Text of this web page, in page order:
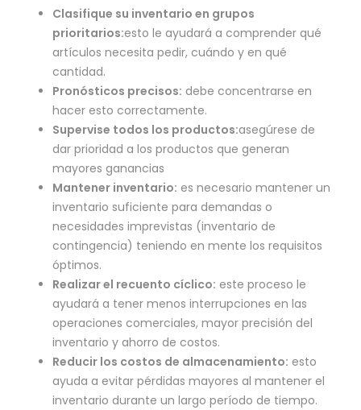
Clasifique su inventario en grupos
prioritarios:esto le ayudará a comprender qué
artículos necesita pedir, cuándo y en qué
cantidad.
Pronósticos precisos: debe concentrarse en
hacer esto correctamente.
Supervise todos los productos:asegúrese de
dar prioridad a los productos que generan
mayores ganancias
Mantener inventario: es necesario mantener un
inventario suficiente para demandas o
necesidades imprevistas (inventario de
contingencia) teniendo en mente los requisitos
óptimos.
Realizar el recuento cíclico: este proceso le
ayudará a tener menos interrupciones en las
operaciones comerciales, mayor precisión del
inventario y ahorro de costos.
Reducir los costos de almacenamiento: esto
ayuda a evitar pérdidas mayores al mantener el
inventario durante un largo período de tiempo.